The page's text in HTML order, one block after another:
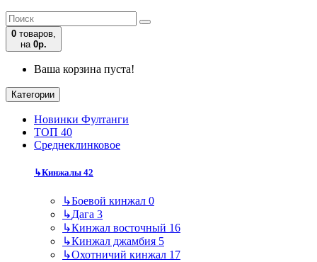
0 товаров,
на 0р.
Ваша корзина пуста!
Категории
Новинки Фултанги
ТОП 40
Среднеклинковое
↳Кинжалы 42
↳Боевой кинжал 0
↳Дага 3
↳Кинжал восточный 16
↳Кинжал джамбия 5
↳Охотничий кинжал 17